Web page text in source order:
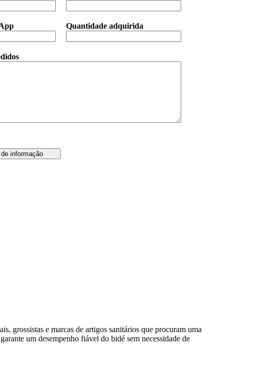
Quantidade adquirida
informação
grossistas e marcas de artigos sanitários que procuram uma
um desempenho fiável do bidé sem necessidade de